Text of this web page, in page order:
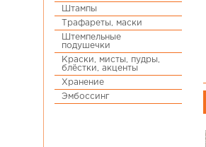
Штампы
Трафареты, маски
Штемпельные
подушечки
Краски, мисты, пудры,
блёстки, акценты
Хранение
Эмбоссинг